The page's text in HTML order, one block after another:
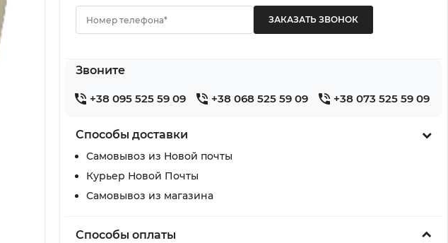
Номер телефона*
Звоните
+38 095 525 59 09 +38 068 525 59 09 +38 073 525 59 09
Способы доставки
Самовывоз из Новой почты
Курьер Новой Почты
Самовывоз из магазина
Способы оплаты